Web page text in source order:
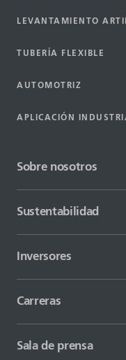
LEVANTAMIENTO
TUBERÍA FLEXIBLE
AUTOMOTRIZ
APLICACIÓN
Sobre nosotros
Sustentabilidad
Inversores
Carreras
Sala de prensa